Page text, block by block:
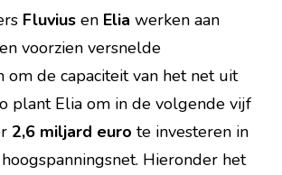
Fluvius en Elia werken aan
voorzien versnelde
om de capaciteit van het net uit
plant Elia om in de volgende vijf
2,6 miljard euro te investeren in
Hieronder het